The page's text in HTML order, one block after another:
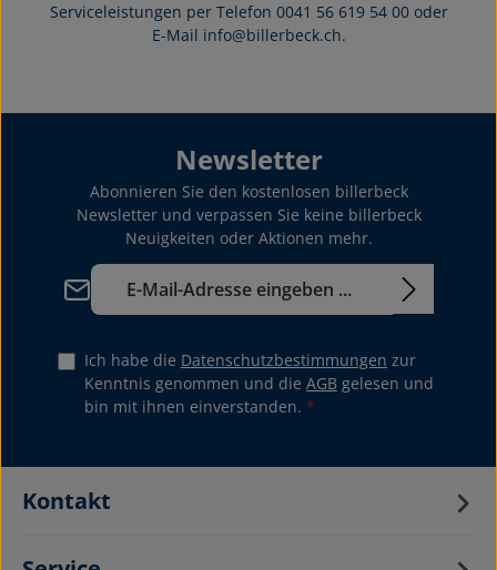
Serviceleistungen per Telefon 0041 56 619 54 00 oder
E-Mail info@billerbeck.ch.
Newsletter
Abonnieren Sie den kostenlosen billerbeck
Newsletter und verpassen Sie keine billerbeck
Neuigkeiten oder Aktionen mehr.
E-Mail-Adresse*
Ich habe die Datenschutzbestimmungen zur
Kenntnis genommen und die AGB gelesen und
bin mit ihnen einverstanden. *
Kontakt